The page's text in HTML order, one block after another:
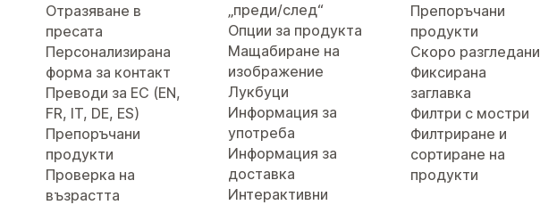
Отразяване в
пресата
Персонализирана
форма за контакт
Преводи за ЕС (EN,
FR, IT, DE, ES)
Препоръчани
продукти
Проверка на
възрастта
„преди/след“
Опции за продукта
Мащабиране на
изображение
Лукбуци
Информация за
употреба
Информация за
доставка
Интерактивни
Препоръчани
продукти
Скоро разгледани
Фиксирана
заглавка
Филтри с мостри
Филтриране и
сортиране на
продукти